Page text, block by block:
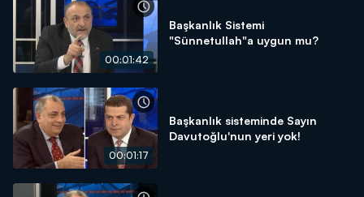
00:01:42
Başkanlık Sistemi
"Sünnetullah"a uygun mu?
00:01:17
Başkanlık sisteminde Sayın
Davutoğlu'nun yeri yok!